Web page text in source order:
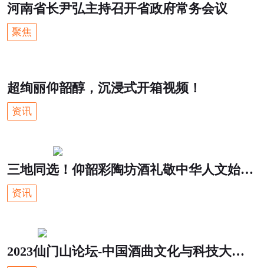
河南省长尹弘主持召开省政府常务会议
聚焦
超绚丽仰韶醇，沉浸式开箱视频！
资讯
三地同选！仰韶彩陶坊酒礼敬中华人文始祖黄帝
资讯
2023仙门山论坛-中国酒曲文化与科技大会在仰韶成功